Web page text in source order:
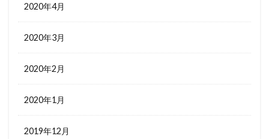
2020年4月
2020年3月
2020年2月
2020年1月
2019年12月